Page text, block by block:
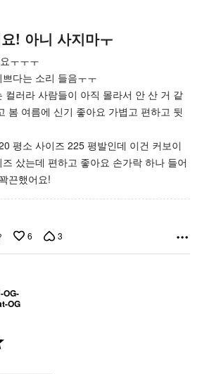
! 아니 사지마ㅜ
ㅜㅜㅜ
다는 소리 들음ㅜㅜ
컬러라 사람들이 아직 몰라서 안 산 거 같
봄 여름에 신기 좋아요 가볍고 편하고 뒷
평소 사이즈 225 평발인데 이건 커보이
샀는데 편하고 좋아요 손가락 하나 들어
끈했어요!
6 3
OG-
OG